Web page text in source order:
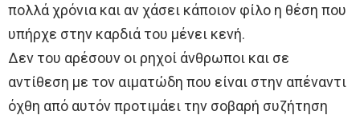
πολλά χρόνια και αν χάσει κάποιον φίλο η θέση που
υπήρχε στην καρδιά του μένει κενή.
Δεν του αρέσουν οι ρηχοί άνθρωποι και σε
αντίθεση με τον αιματώδη που είναι στην απέναντι
όχθη από αυτόν προτιμάει την σοβαρή συζήτηση